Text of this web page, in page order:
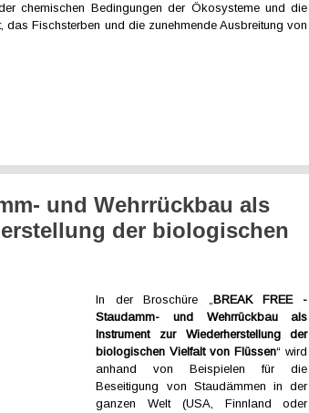
chemischen Bedingungen der Ökosysteme und die
Fischsterben und die zunehmende Ausbreitung von
und Wehrrückbau als
der biologischen
In der Broschüre „BREAK FREE -
Staudamm- und Wehrrückbau als
Instrument zur Wiederherstellung der
biologischen Vielfalt von Flüssen“ wird
anhand von Beispielen für die
Beseitigung von Staudämmen in der
ganzen Welt (USA, Finnland oder